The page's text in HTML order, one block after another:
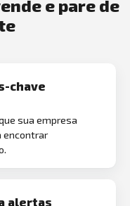
e pare de
chave
sua empresa
encontrar
alertas